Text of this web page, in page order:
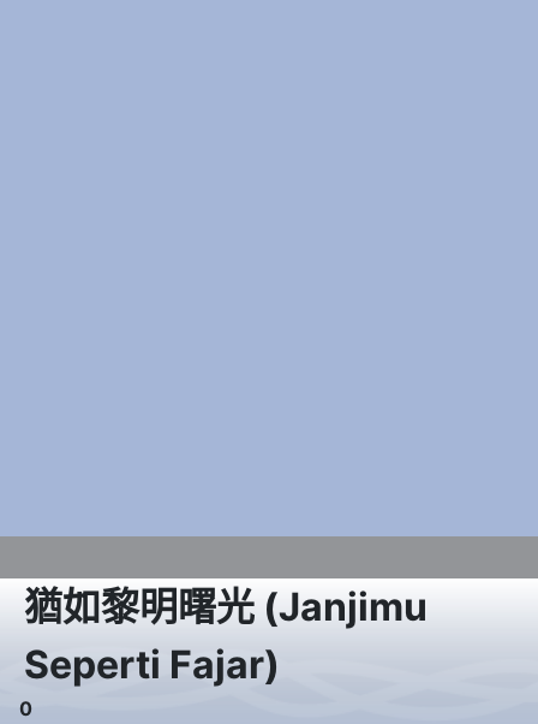
猶如黎明曙光 (Janjimu
Seperti Fajar)
0